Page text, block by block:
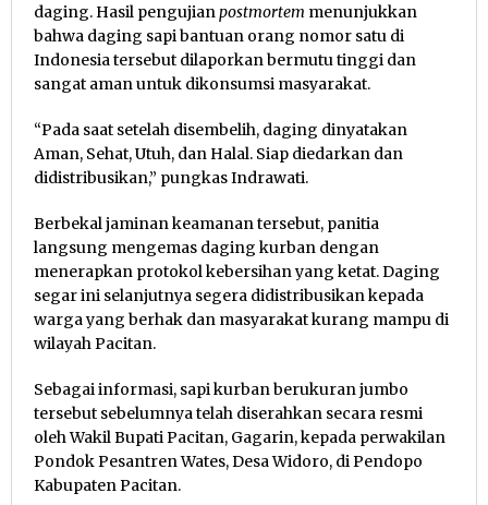
daging. Hasil pengujianpostmortem menunjukkan
bahwa daging sapi bantuan orang nomor satu di
Indonesia tersebut dilaporkan bermutu tinggi dan
sangat aman untuk dikonsumsi masyarakat.
“Pada saat setelah disembelih, daging dinyatakan
Aman, Sehat, Utuh, dan Halal. Siap diedarkan dan
didistribusikan,” pungkas Indrawati.
Berbekal jaminan keamanan tersebut, panitia
langsung mengemas daging kurban dengan
menerapkan protokol kebersihan yang ketat. Daging
segar ini selanjutnya segera didistribusikan kepada
warga yang berhak dan masyarakat kurang mampu di
wilayah Pacitan.
Sebagai informasi, sapi kurban berukuran jumbo
tersebut sebelumnya telah diserahkan secara resmi
oleh Wakil Bupati Pacitan, Gagarin, kepada perwakilan
Pondok Pesantren Wates, Desa Widoro, di Pendopo
Kabupaten Pacitan.